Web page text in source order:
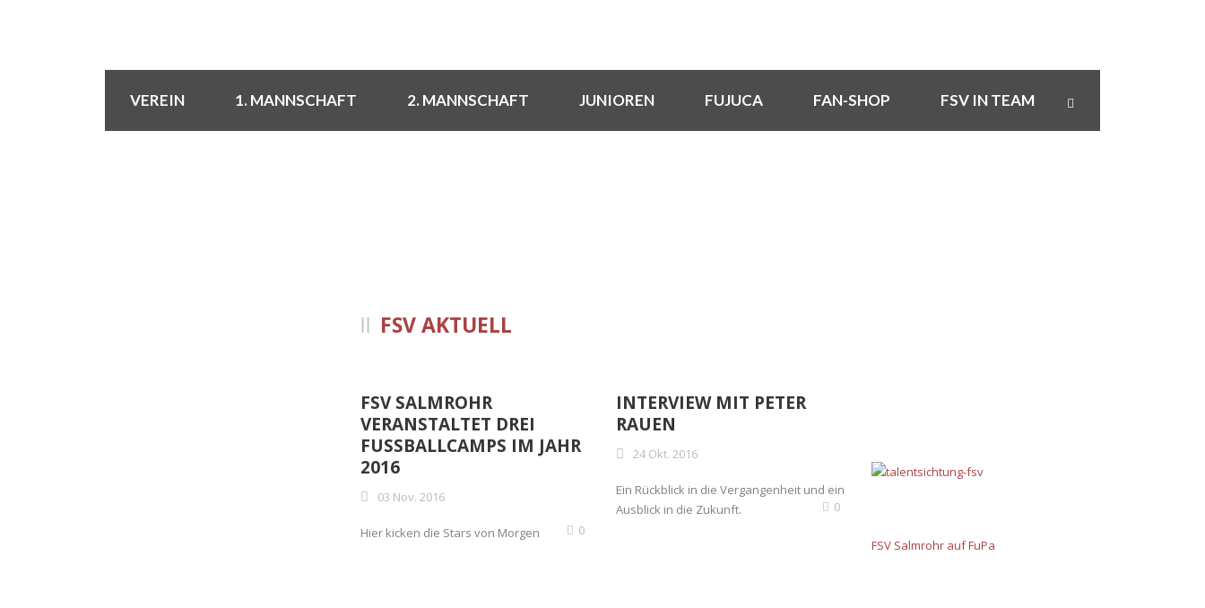
VEREIN 1. MANNSCHAFT 2. MANNSCHAFT JUNIOREN FUJUCA FAN-SHOP FSV IN TEAM
FSV AKTUELL
FSV SALMROHR
VERANSTALTET DREI
FUSSBALLCAMPS IM JAHR 2
016
03 Nov. 2016
Hier kicken die Stars von Morgen 0
INTERVIEW MIT PETER
RAUEN
24 Okt. 2016
Ein Rückblick in die Vergangenheit und ein
Ausblick in die Zukunft.
0
FSV Salmrohr auf FuPa